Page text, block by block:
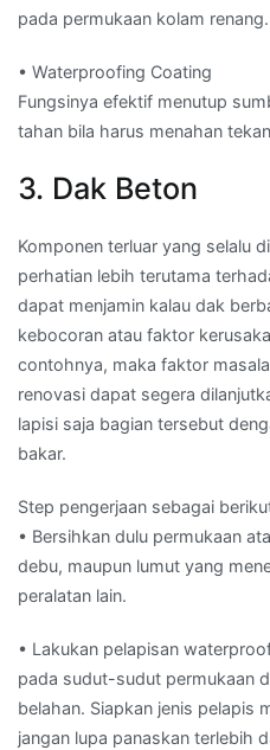
pada permukaan kolam renang.
• Waterproofing Coating
Fungsinya efektif menutup
tahan bila harus menahan
3. Dak Beton
Komponen terluar yang selalu
perhatian lebih terutama
dapat menjamin kalau dak
kebocoran atau faktor
contohnya, maka faktor
renovasi dapat segera
lapisi saja bagian tersebut
bakar.
Step pengerjaan sebagai
• Bersihkan dulu permukaan
debu, maupun lumut yang
peralatan lain.
• Lakukan pelapisan
pada sudut-sudut permukaan
belahan. Siapkan jenis pelapis
jangan lupa panaskan terlebih